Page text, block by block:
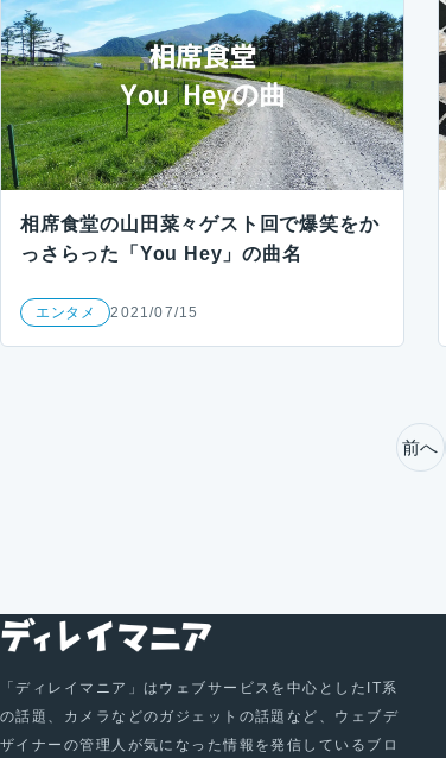
相席食堂の山田菜々ゲスト回で爆笑をか
っさらった「You Hey」の曲名
エンタメ 2021/07/15
前へ
「ディレイマニア」はウェブサービスを中心としたIT系
の話題、カメラなどのガジェットの話題など、ウェブデ
ザイナーの管理人が気になった情報を発信しているブロ